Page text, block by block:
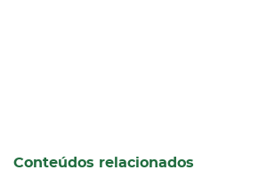
Conteúdos relacionados